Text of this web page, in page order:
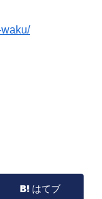
はてブ